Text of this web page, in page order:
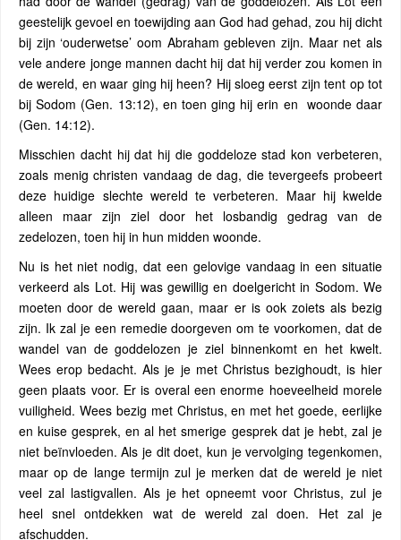
geestelijk gevoel en toewijding aan God had gehad, zou hij dicht
bij zijn ‘ouderwetse’ oom Abraham gebleven zijn. Maar net als
vele andere jonge mannen dacht hij dat hij verder zou komen in
de wereld, en waar ging hij heen? Hij sloeg eerst zijn tent op tot
bij Sodom (Gen. 13:12), en toen ging hij erin en woonde daar
(Gen. 14:12).
Misschien dacht hij dat hij die goddeloze stad kon verbeteren,
zoals menig christen vandaag de dag, die tevergeefs probeert
deze huidige slechte wereld te verbeteren. Maar hij kwelde
alleen maar zijn ziel door het losbandig gedrag van de
zedelozen, toen hij in hun midden woonde.
Nu is het niet nodig, dat een gelovige vandaag in een situatie
verkeerd als Lot. Hij was gewillig en doelgericht in Sodom. We
moeten door de wereld gaan, maar er is ook zoiets als bezig
zijn. Ik zal je een remedie doorgeven om te voorkomen, dat de
wandel van de goddelozen je ziel binnenkomt en het kwelt.
Wees erop bedacht. Als je je met Christus bezighoudt, is hier
geen plaats voor. Er is overal een enorme hoeveelheid morele
vuiligheid. Wees bezig met Christus, en met het goede, eerlijke
en kuise gesprek, en al het smerige gesprek dat je hebt, zal je
niet beïnvloeden. Als je dit doet, kun je vervolging tegenkomen,
maar op de lange termijn zul je merken dat de wereld je niet
veel zal lastigvallen. Als je het opneemt voor Christus, zul je
heel snel ontdekken wat de wereld zal doen. Het zal je
afschudden.